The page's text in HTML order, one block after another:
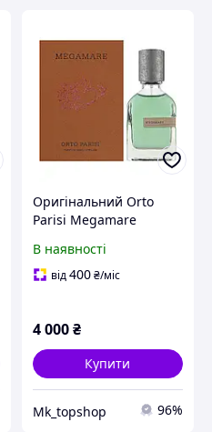
Оригінальний Orto
Parisi Megamare
20 мл (Орто Парезі
Мегамара)
В наявності
від400₴/міс
4 000₴
Купити
Mk_topshop 96%